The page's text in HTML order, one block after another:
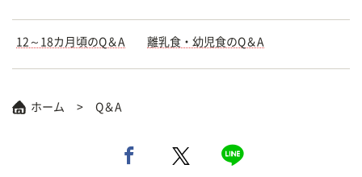
12～18カ月頃のQ＆A 離乳食・幼児食のQ＆A
ホーム Q＆A